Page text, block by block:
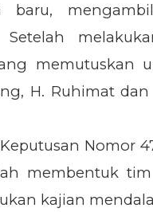
baru,
memutuskan
H. Ruhimat dan
Nomor
membentuk
kajian